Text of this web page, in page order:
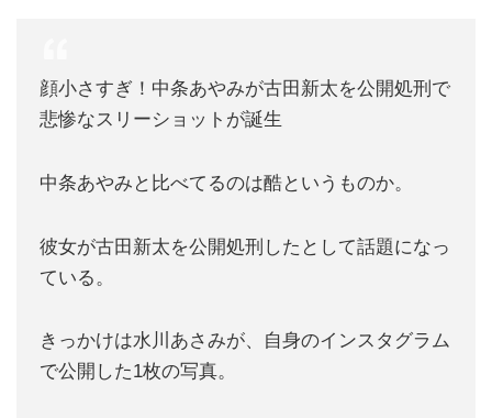
顔小さすぎ！中条あやみが古田新太を公開処刑で
悲惨なスリーショットが誕生
中条あやみと比べてるのは酷というものか。
彼女が古田新太を公開処刑したとして話題になっ
ている。
きっかけは水川あさみが、自身のインスタグラム
で公開した1枚の写真。